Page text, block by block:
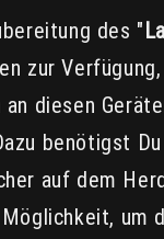
des "
zur
diesen
benötigst
auf dem
um